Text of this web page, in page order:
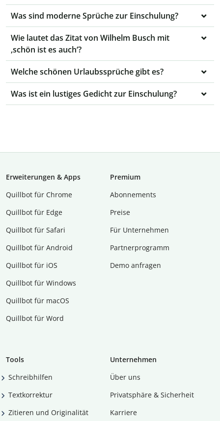
Was sind moderne Sprüche zur Einschulung?
Wie lautet das Zitat von Wilhelm Busch mit
‚schön ist es auch‘?
Welche schönen Urlaubssprüche gibt es?
Was ist ein lustiges Gedicht zur Einschulung?
Erweiterungen & Apps
Quillbot für Chrome
Quillbot für Edge
Quillbot für Safari
Quillbot für Android
Quillbot für iOS
Quillbot für Windows
Quillbot für macOS
Quillbot für Word
Premium
Abon­ne­ments
Preise
Für Unternehmen
Partnerprogramm
Demo anfragen
Tools
Schreibhilfen
Textkorrektur
Zitieren und Originalität
Unternehmen
Über uns
Privatsphäre & Sicherheit
Karriere